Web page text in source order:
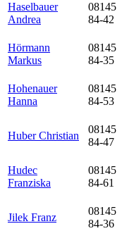
Haselbauer
Andrea
08145
84-42
Hörmann
Markus
08145
84-35
Hohenauer
Hanna
08145
84-53
Huber Christian
08145
84-47
Hudec
Franziska
08145
84-61
Jilek Franz
08145
84-36